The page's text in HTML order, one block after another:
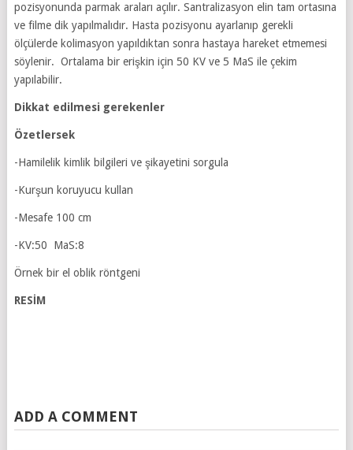
pozisyonunda parmak araları açılır. Santralizasyon elin tam ortasına
ve filme dik yapılmalıdır. Hasta pozisyonu ayarlanıp gerekli
ölçülerde kolimasyon yapıldıktan sonra hastaya hareket etmemesi
söylenir. Ortalama bir erişkin için 50 KV ve 5 MaS ile çekim
yapılabilir.
Dikkat edilmesi gerekenler
Özetlersek
-Hamilelik kimlik bilgileri ve şikayetini sorgula
-Kurşun koruyucu kullan
-Mesafe 100 cm
-KV:50 MaS:8
Örnek bir el oblik röntgeni
RESİM
ADD A COMMENT